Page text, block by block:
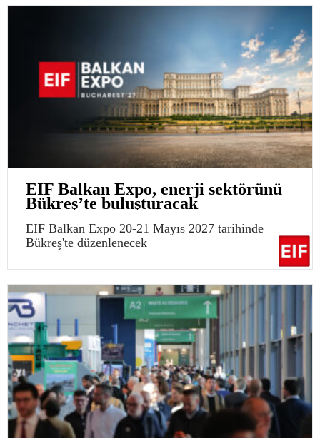
EIF Balkan Expo, enerji sektörünü
Bükreş’te buluşturacak
EIF Balkan Expo 20-21 Mayıs 2027 tarihinde
Bükreş'te düzenlenecek